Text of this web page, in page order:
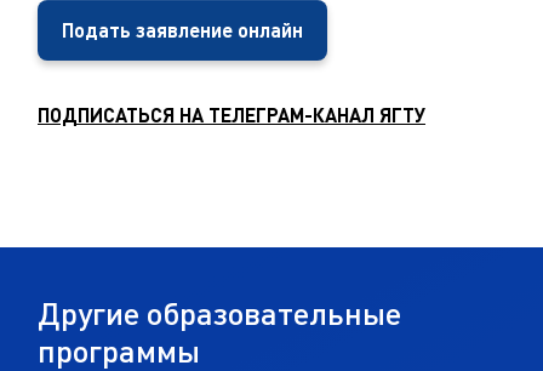
Подать заявление онлайн
ПОДПИСАТЬСЯ НА ТЕЛЕГРАМ-КАНАЛ ЯГТУ
Другие образовательные
программы